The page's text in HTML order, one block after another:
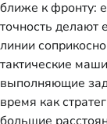
ближе к фронту:
точность делают
линии
тактические
выполняющие
время как